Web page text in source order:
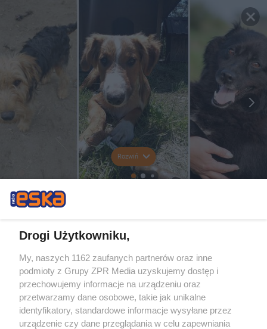
Rozwiń
Drogi Użytkowniku,
My, naszych 1162 zaufanych partnerów oraz inne
podmioty z Grupy ZPR Media uzyskujemy dostęp i
przechowujemy informacje na urządzeniu oraz
przetwarzamy dane osobowe, takie jak unikalne
identyfikatory, standardowe informacje wysyłane przez
urządzenie czy dane przeglądania w celu zapewniania